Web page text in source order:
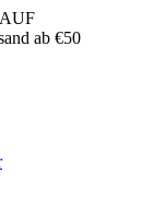
ab €50